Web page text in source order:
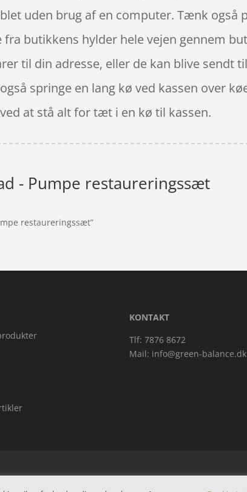
uden brug af en computer. Tænk også
butikkens hylder hele vejen gennem
til din adresse, eller de kan blive sendt
springe en lang kø ved kassen over
at stå alt for tæt i en kø til kassen.
- Pumpe restaureringssæt
restaureringssæt”
KONTAKT
Tlf: 7876 8672
Mail: info@green-balance.dk